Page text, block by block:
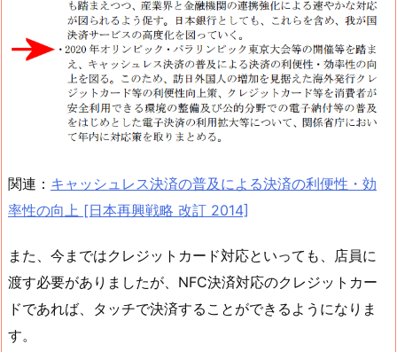
関連： キャッシュレス決済の普及による決済の利便性・効
率性の向上 [日本再興戦略 改訂 2014]
また、今まではクレジットカード対応といっても、店員に
渡す必要がありましたが、NFC決済対応のクレジットカー
ドであれば、タッチで決済することができるようになりま
す。